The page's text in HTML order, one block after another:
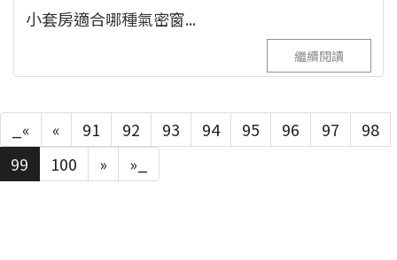
小套房適合哪種氣密窗...
繼續閱讀
_« « 91 92 93 94 95 96 97
98
99
100 » »_